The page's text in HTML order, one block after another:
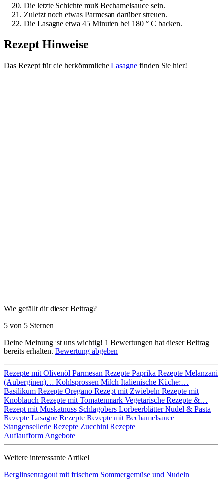
Die letzte Schichte muß Bechamelsauce sein.
Zuletzt noch etwas Parmesan darüber streuen.
Die Lasagne etwa 45 Minuten bei 180 ° C backen.
Rezept Hinweise
Das Rezept für die herkömmliche Lasagne finden Sie hier!
Wie gefällt dir dieser Beitrag?
5 von 5 Sternen
Deine Meinung ist uns wichtig! 1 Bewertungen hat dieser Beitrag
bereits erhalten. Bewertung abgeben
Rezepte mit Olivenöl Parmesan Rezepte Paprika Rezepte Melanzani
(Auberginen)… Kohlsprossen Milch Italienische Küche:…
Basilikum Rezepte Oregano Rezept mit Zwiebeln Rezepte mit
Knoblauch Rezepte mit Tomatenmark Vegetarische Rezepte &…
Rezept mit Muskatnuss Schlagobers LorbeerblätterNudel & Pasta
Rezepte Lasagne Rezepte Rezepte mit Bechamelsauce
Stangensellerie Rezepte Zucchini Rezepte
Auflaufform Angebote
Weitere interessante Artikel
Berglinsenragout mit frischem Sommergemüse und Nudeln